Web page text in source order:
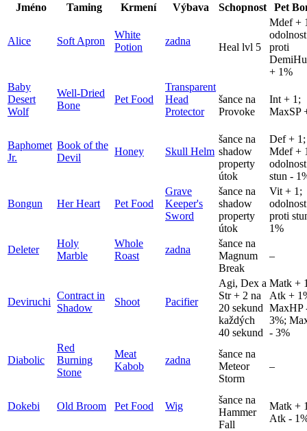
Jméno Taming Krmení Výbava Schopnost Pet
Alice Soft Apron
White
Potion
zadna
Heal lvl 5
Mdef +
odolnost
proti
+ 1%
Baby
Desert
Wolf
Well-Dried
Bone
Pet Food
Transparent
Head
Protector
šance na
Provoke
Int + 1;
MaxSP
Baphomet
Jr.
Book of the
Devil
Honey Skull Helm
šance na
shadow
property
útok
Def + 1;
Mdef +
stun -
Bongun Her Heart Pet Food
Grave
Keeper's
Sword
šance na
shadow
property
útok
Vit + 1;
odolnost
proti
1%
Deleter
Holy
Marble
Whole
Roast
zadna
šance na
Magnum
Break
–
Deviruchi
Contract in
Shadow
Shoot Pacifier
Agi, Dex a
Str + 2 na
20 sekund
každých
40 sekund
Matk +
Atk +
MaxHP
3%;
- 3%
Diabolic
Red
Burning
Stone
Meat
Kabob
zadna
šance na
Meteor
Storm
–
Dokebi Old Broom Pet Food Wig
šance na
Hammer
Fall
Matk +
Atk -